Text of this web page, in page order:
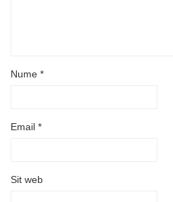
Nume *
Email *
Sit web